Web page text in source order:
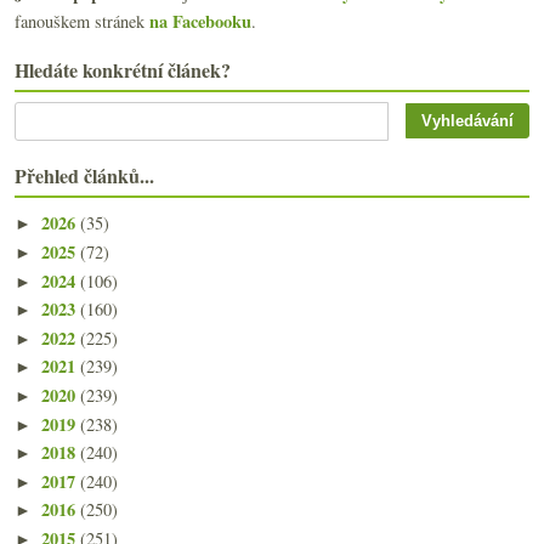
fanouškem stránek na Facebooku.
Hledáte konkrétní článek?
Přehled článků...
► 2026 (35)
► 2025 (72)
► 2024 (106)
► 2023 (160)
► 2022 (225)
► 2021 (239)
► 2020 (239)
► 2019 (238)
► 2018 (240)
► 2017 (240)
► 2016 (250)
► 2015 (251)